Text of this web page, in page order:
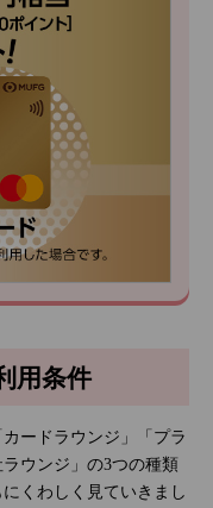
用条件
ードラウンジ」「プラ
ウンジ」の3つの種類
くわしく見ていきまし